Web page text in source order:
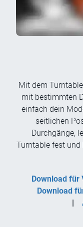
Mit dem
mit bestimmten
einfach dein
seitlichen
Durchgänge,
Turntable fest und
Download für
Download